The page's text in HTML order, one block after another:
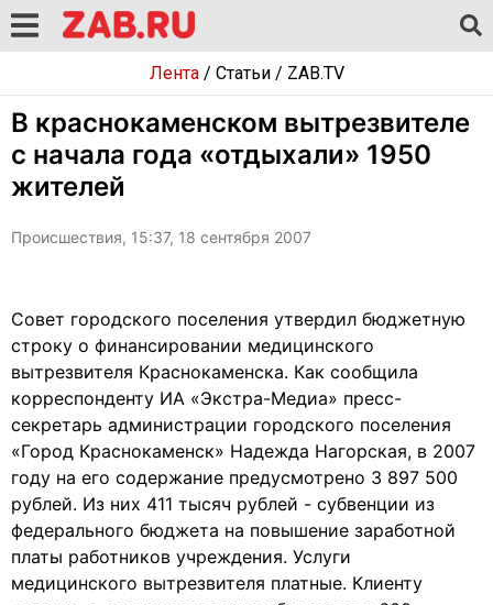
Лента/ Статьи/ ZAB.TV
В краснокаменском вытрезвителе
с начала года «отдыхали» 1950
жителей
Происшествия, 15:37, 18 сентября 2007
Совет городского поселения утвердил бюджетную
строку о финансировании медицинского
вытрезвителя Краснокаменска. Как сообщила
корреспонденту ИА «Экстра-Медиа» пресс-
секретарь администрации городского поселения
«Город Краснокаменск» Надежда Нагорская, в 2007
году на его содержание предусмотрено 3 897 500
рублей. Из них 411 тысяч рублей - субвенции из
федерального бюджета на повышение заработной
платы работников учреждения. Услуги
медицинского вытрезвителя платные. Клиенту